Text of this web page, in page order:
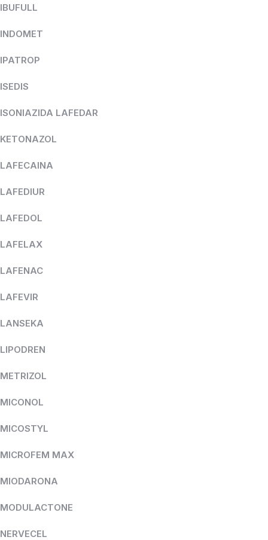
IBUFULL
INDOMET
IPATROP
ISEDIS
ISONIAZIDA LAFEDAR
KETONAZOL
LAFECAINA
LAFEDIUR
LAFEDOL
LAFELAX
LAFENAC
LAFEVIR
LANSEKA
LIPODREN
METRIZOL
MICONOL
MICOSTYL
MICROFEM MAX
MIODARONA
MODULACTONE
NERVECEL